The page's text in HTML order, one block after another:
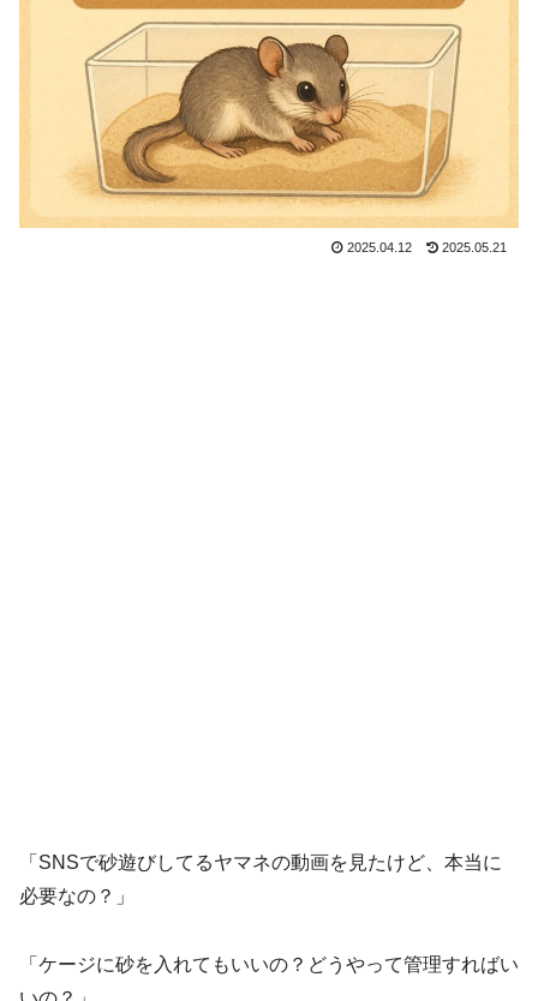
2025.04.12 2025.05.21
「SNSで砂遊びしてるヤマネの動画を見たけど、本当に
必要なの？」
「ケージに砂を入れてもいいの？どうやって管理すればい